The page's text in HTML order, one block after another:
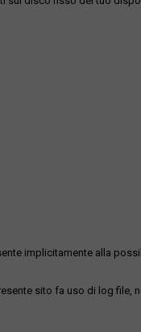
implicitamente alla
sito fa uso di log file,